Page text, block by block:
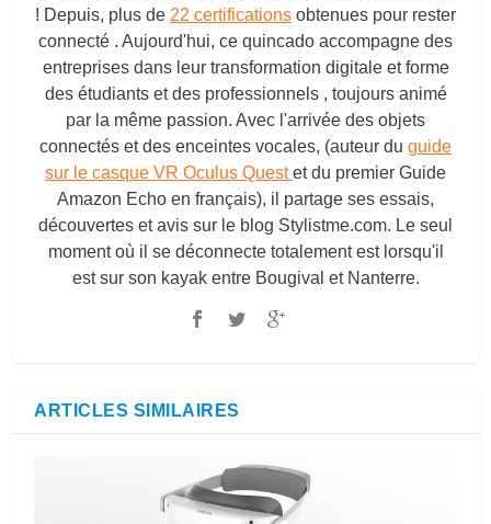
! Depuis, plus de 22 certifications obtenues pour rester
connecté . Aujourd'hui, ce quincado accompagne des
entreprises dans leur transformation digitale et forme
des étudiants et des professionnels , toujours animé
par la même passion. Avec l'arrivée des objets
connectés et des enceintes vocales, (auteur du guide
sur le casque VR Oculus Questet du premier Guide
Amazon Echo en français), il partage ses essais,
découvertes et avis sur le blog Stylistme.com. Le seul
moment où il se déconnecte totalement est lorsqu'il
est sur son kayak entre Bougival et Nanterre.
ARTICLES SIMILAIRES